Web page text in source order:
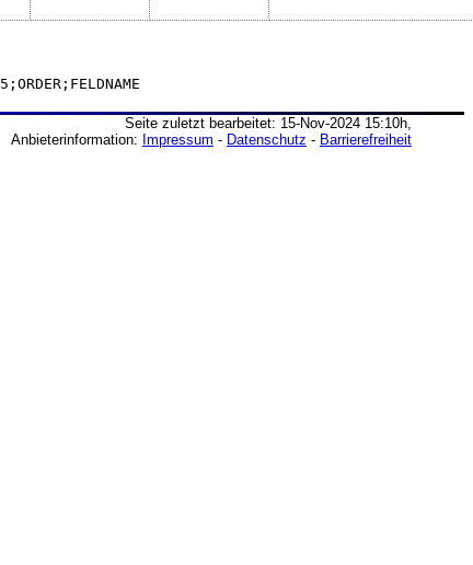
Seite zuletzt bearbeitet: 15-Nov-2024 15:10h,
Anbieterinformation: Impressum - Datenschutz - Barrierefreiheit